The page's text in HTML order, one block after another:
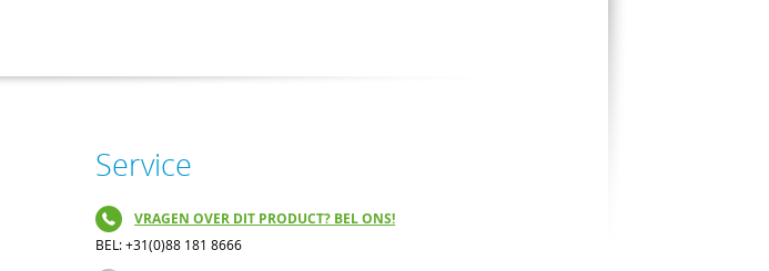
Service
VRAGEN OVER DIT PRODUCT? BEL ONS!
BEL: +31(0)88 181 8666